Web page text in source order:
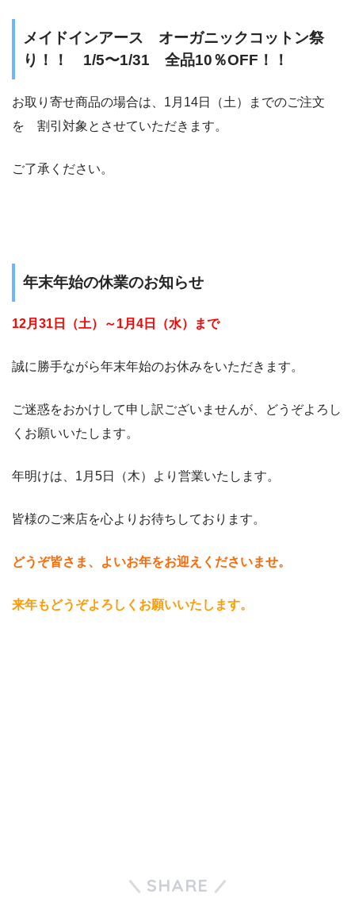
メイドインアース オーガニックコットン祭
り！！ 1/5〜1/31 全品10％OFF！！
お取り寄せ商品の場合は、1月14日（土）までのご注文
を 割引対象とさせていただきます。
ご了承ください。
年末年始の休業のお知らせ
12月31日（土）～1月4日（水）まで
誠に勝手ながら年末年始のお休みをいただきます。
ご迷惑をおかけして申し訳ございませんが、どうぞよろし
くお願いいたします。
年明けは、1月5日（木）より営業いたします。
皆様のご来店を心よりお待ちしております。
どうぞ皆さま、よいお年をお迎えくださいませ。
来年もどうぞよろしくお願いいたします。
SHARE